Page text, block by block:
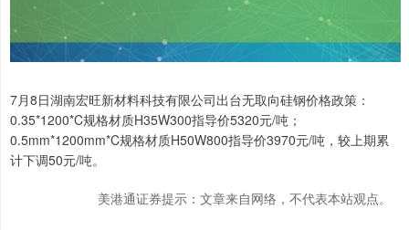
7月8日湖南宏旺新材料科技有限公司出台无取向硅钢价格政策：
0.35*1200*C规格材质H35W300指导价5320元/吨；
0.5mm*1200mm*C规格材质H50W800指导价3970元/吨，较上期累
计下调50元/吨。
美港通证券提示：文章来自网络，不代表本站观点。